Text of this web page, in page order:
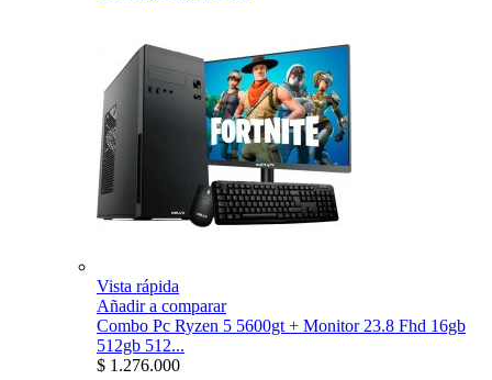
Vista rápida
Añadir a comparar
Combo Pc Ryzen 5 5600gt + Monitor 23.8 Fhd 16gb
512gb 512...
$ 1.276.000